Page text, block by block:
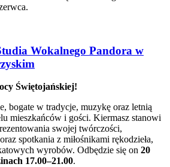
Wokalnego Pandora w
Świętojańskiej!
bogate w tradycje, muzykę oraz letnią
mieszkańców i gości. Kiermasz stanowi
swojej twórczości,
spotkania z miłośnikami rękodzieła,
wyrobów. Odbędzie się on 20
17.00–21.00.